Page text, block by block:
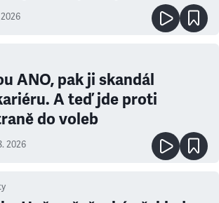
ANO, pak ji skandál
A teď jde proti
do voleb
2026